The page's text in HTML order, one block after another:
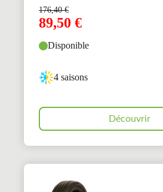
176,40€
89,50 €
Disponible
4 saisons
Découvrir